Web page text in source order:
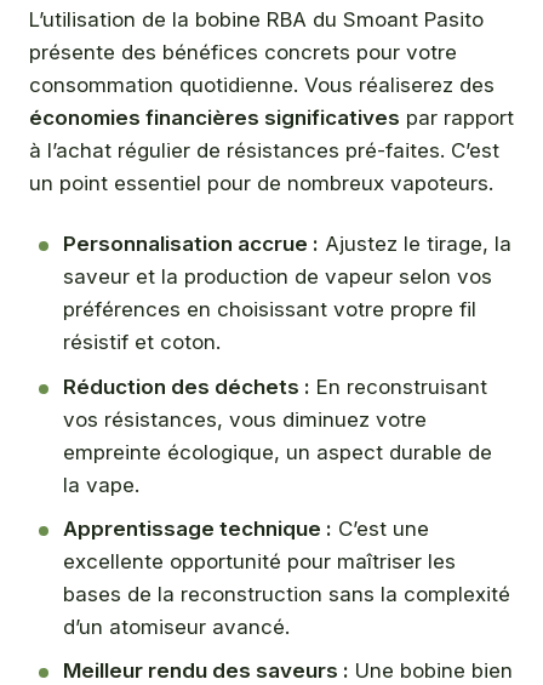
L’utilisation de la bobine RBA du Smoant Pasito
présente des bénéfices concrets pour votre
consommation quotidienne. Vous réaliserez des
économies financières significatives par rapport
à l’achat régulier de résistances pré-faites. C’est
un point essentiel pour de nombreux vapoteurs.
Personnalisation accrue : Ajustez le tirage, la
saveur et la production de vapeur selon vos
préférences en choisissant votre propre fil
résistif et coton.
Réduction des déchets : En reconstruisant
vos résistances, vous diminuez votre
empreinte écologique, un aspect durable de
la vape.
Apprentissage technique : C’est une
excellente opportunité pour maîtriser les
bases de la reconstruction sans la complexité
d’un atomiseur avancé.
Meilleur rendu des saveurs : Une bobine bien